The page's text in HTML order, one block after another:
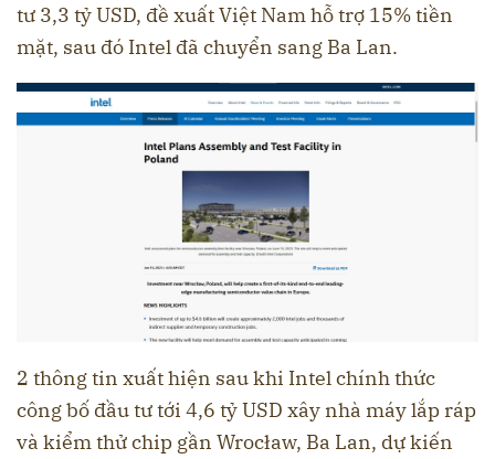
tư 3,3 tỷ USD, đề xuất Việt Nam hỗ trợ 15% tiền
mặt, sau đó Intel đã chuyển sang Ba Lan.
2 thông tin xuất hiện sau khi Intel chính thức
công bố đầu tư tới 4,6 tỷ USD xây nhà máy lắp ráp
và kiểm thử chip gần Wrocław, Ba Lan, dự kiến